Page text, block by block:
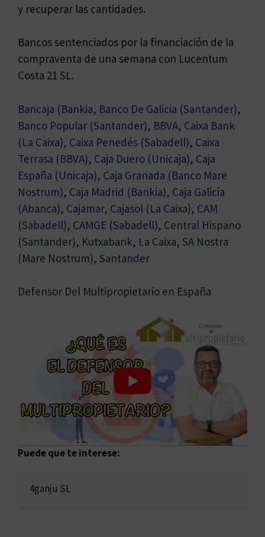
y recuperar las cantidades.
Bancos sentenciados por la financiación de la
compraventa de una semana con Lucentum
Costa 21 SL.
Bancaja (Bankia, Banco De Galicia (Santander),
Banco Popular (Santander), BBVA, Caixa Bank
(La Caixa), Caixa Penedés (Sabadell), Caixa
Terrasa (BBVA), Caja Duero (Unicaja), Caja
España (Unicaja), Caja Granada (Banco Mare
Nostrum), Caja Madrid (Bankia), Caja Galicia
(Abanca), Cajamar, Cajasol (La Caixa), CAM
(Sabadell), CAMGE (Sabadell), Central Hispano
(Santander), Kutxabank, La Caixa, SA Nostra
(Mare Nostrum), Santander
Defensor Del Multipropietario en España
Puede que te interese:
4ganju SL